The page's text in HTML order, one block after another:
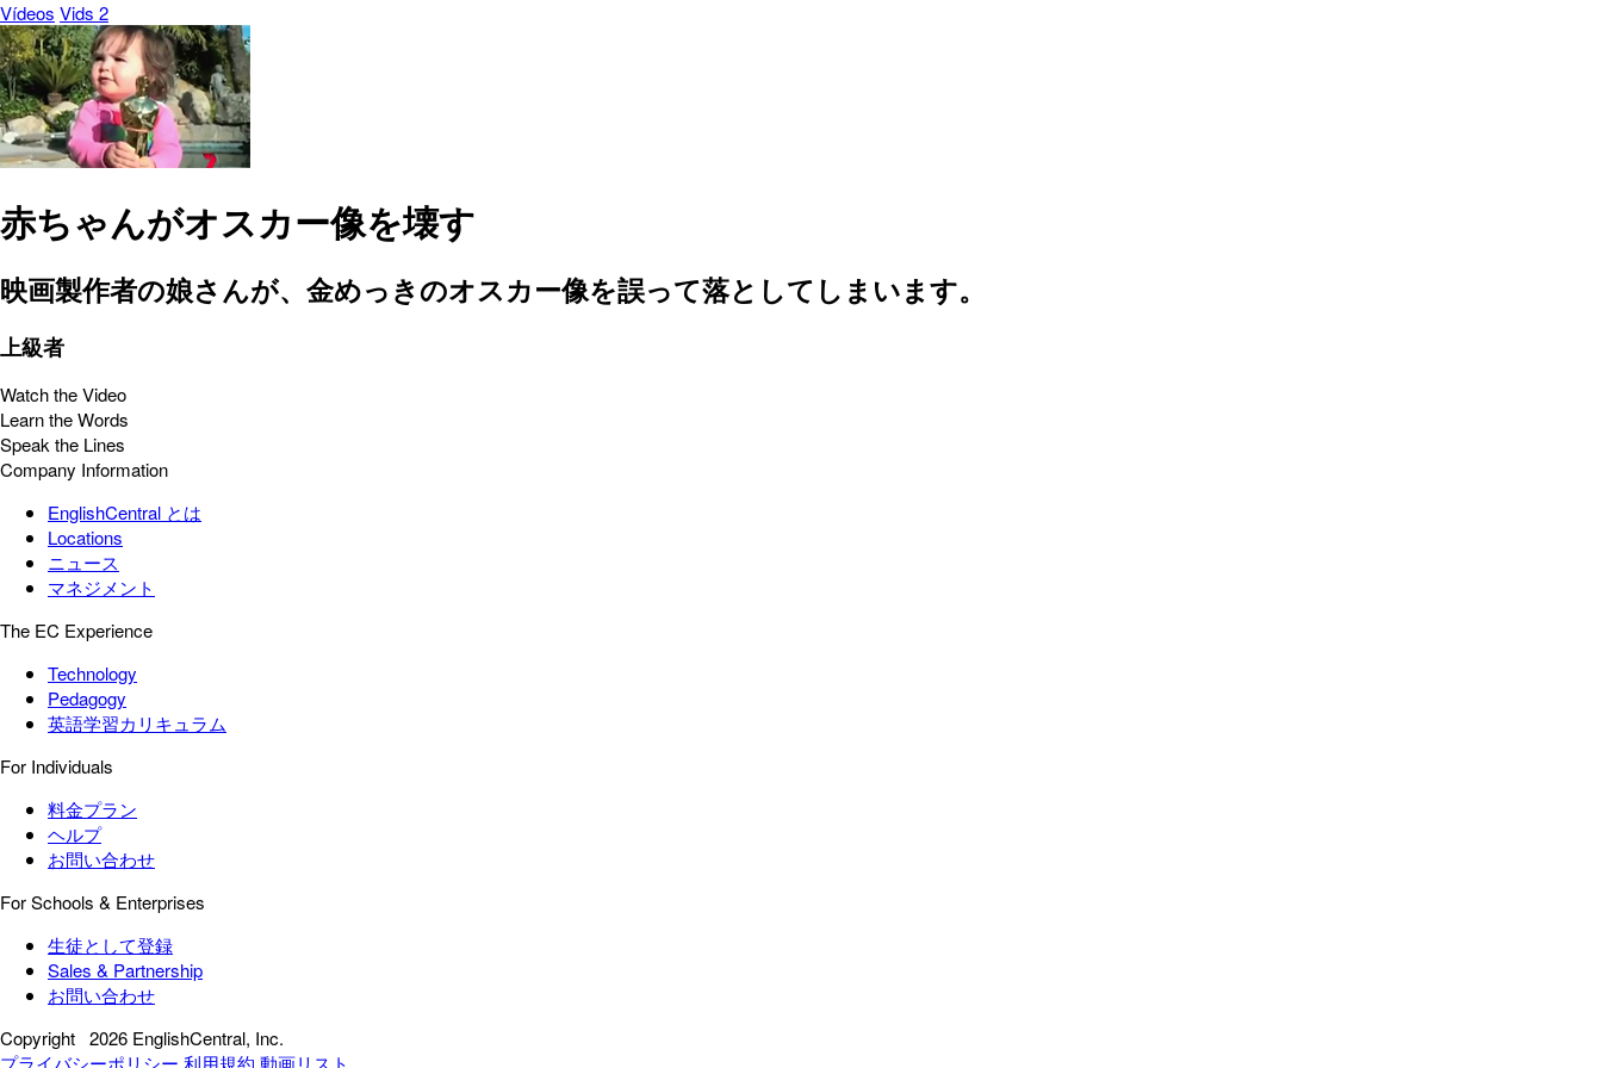
Vídeos Vids 2
赤ちゃんがオスカー像を壊す
映画製作者の娘さんが、金めっきのオスカー像を誤って落としてしまいます。
上級者
Watch the Video
Learn the Words
Speak the Lines
Company Information
EnglishCentral とは
Locations
ニュース
マネジメント
The EC Experience
Technology
Pedagogy
英語学習カリキュラム
For Individuals
料金プラン
ヘルプ
お問い合わせ
For Schools & Enterprises
生徒として登録
Sales & Partnership
お問い合わせ
Copyright 2026 EnglishCentral, Inc.